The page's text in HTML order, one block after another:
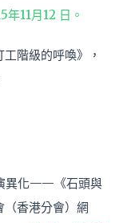
年11月12 日。
階級的呼喚》，
異化——《石頭與
香港分會）網